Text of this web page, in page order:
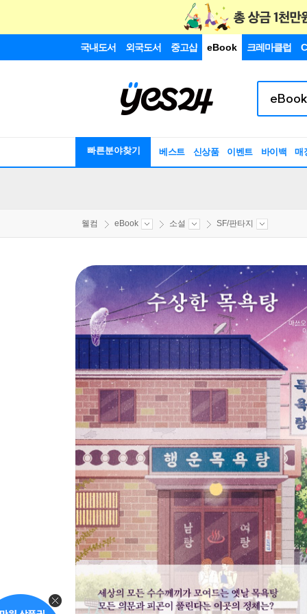
국내도서 외국도서 중고샵 eBook 크레마클럽
빠른분야찾기 베스트 신상품 이벤트 바이백 매
웰컴 eBook 소설 SF/판타지